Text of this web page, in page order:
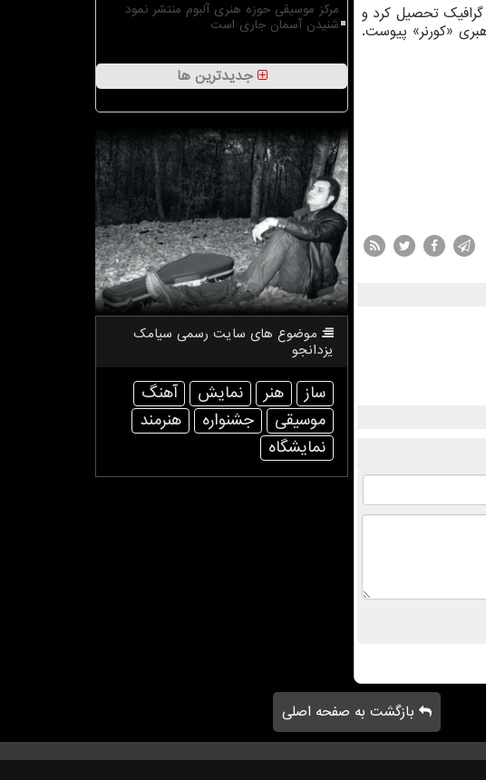
تحصیل کرد و
«بلو اینکورپوریتد» به رهبری «کورنر» پیوست.
مرکز موسیقی حوزه هنری آلبوم منتشر نمود
شنیدن آسمان جاری است
جدیدترین ها
موضوع های سایت رسمی سیامك
یزدانجو
ساز هنر نمایش
آهنگ
موسیقی
جشنواره
هنرمند
نمایشگاه
بازگشت به صفحه اصلی